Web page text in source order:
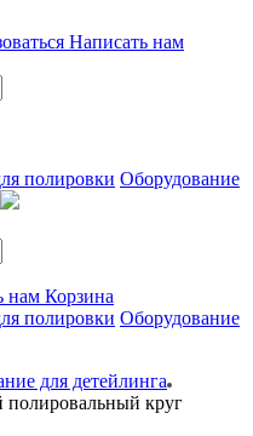
Написать нам
полировки Оборудование
нам Корзина
полировки Оборудование
для детейлинга
круг